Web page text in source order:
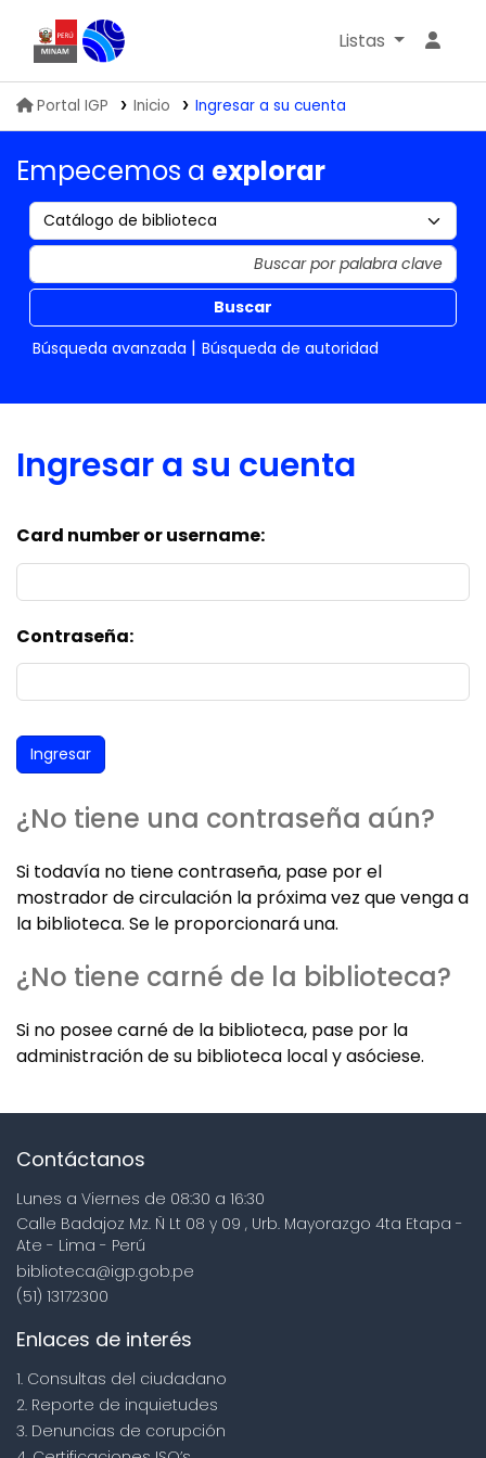
Biblioteca IGP
Listas
Portal IGP Inicio Ingresar a su cuenta
Empecemos a explorar
Buscar
Búsqueda avanzada
Búsqueda de autoridad
Ingresar a su cuenta
Card number or username:
Contraseña:
¿No tiene una contraseña aún?
Si todavía no tiene contraseña, pase por el
mostrador de circulación la próxima vez que venga a
la biblioteca. Se le proporcionará una.
¿No tiene carné de la biblioteca?
Si no posee carné de la biblioteca, pase por la
administración de su biblioteca local y asóciese.
Contáctanos
Lunes a Viernes de 08:30 a 16:30
Calle Badajoz Mz. Ñ Lt 08 y 09 , Urb. Mayorazgo 4ta Etapa -
Ate - Lima - Perú
biblioteca@igp.gob.pe
(51) 13172300
Enlaces de interés
1. Consultas del ciudadano
2. Reporte de inquietudes
3. Denuncias de corupción